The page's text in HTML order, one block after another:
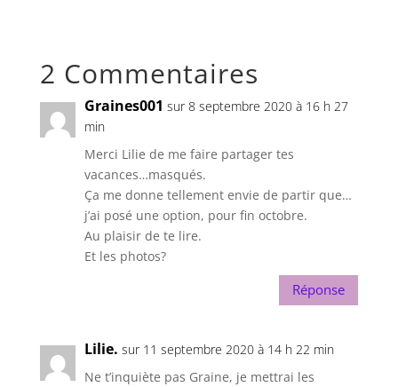
2 Commentaires
Graines001 sur 8 septembre 2020 à 16 h 27
min
Merci Lilie de me faire partager tes
vacances…masqués.
Ça me donne tellement envie de partir que…
j’ai posé une option, pour fin octobre.
Au plaisir de te lire.
Et les photos?
Réponse
Lilie. sur 11 septembre 2020 à 14 h 22 min
Ne t’inquiète pas Graine, je mettrai les